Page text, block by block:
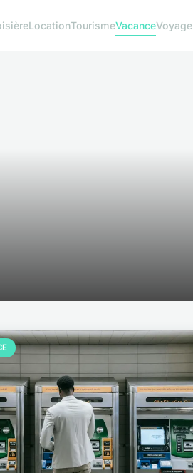
LocationTourismeVacanceVoyage